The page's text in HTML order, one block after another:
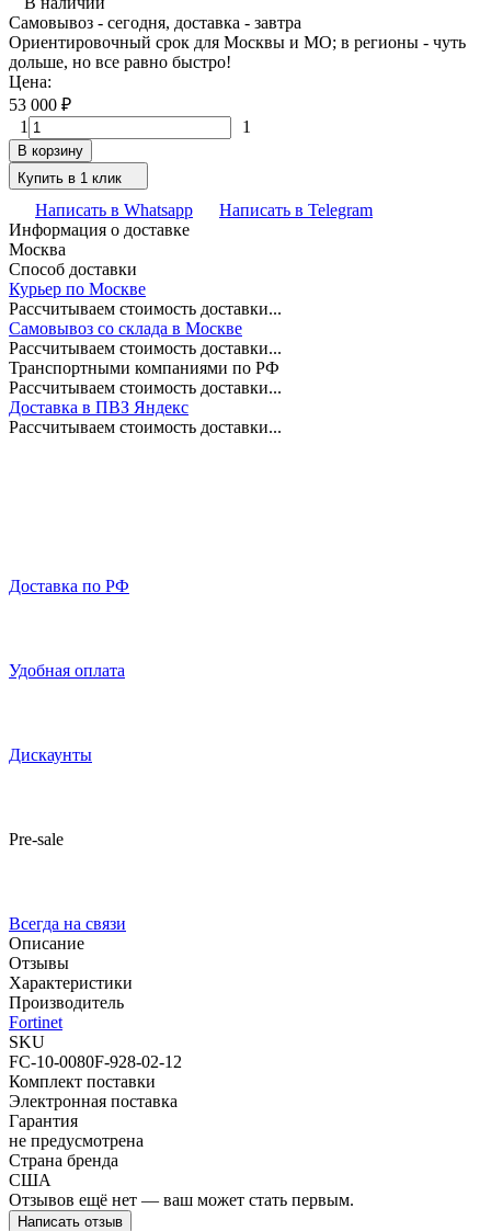
Самовывоз - сегодня, доставка - завтра
Ориентировочный срок для Москвы и МО; в регионы - чуть
дольше, но все равно быстро!
Цена:
53 000 ₽
1
1
В корзину
Купить в 1 клик
Написать в Whatsapp
Написать в Telegram
Информация о доставке
Москва
Способ доставки
Курьер по Москве
Рассчитываем стоимость доставки...
Самовывоз со склада в Москве
Рассчитываем стоимость доставки...
Транспортными компаниями по РФ
Рассчитываем стоимость доставки...
Доставка в ПВЗ Яндекс
Рассчитываем стоимость доставки...
Доставка по РФ
Удобная оплата
Дискаунты
Pre-sale
Всегда на связи
Описание
Отзывы
Характеристики
Производитель
Fortinet
SKU
FC-10-0080F-928-02-12
Комплект поставки
Электронная поставка
Гарантия
не предусмотрена
Страна бренда
США
Отзывов ещё нет — ваш может стать первым.
Написать отзыв